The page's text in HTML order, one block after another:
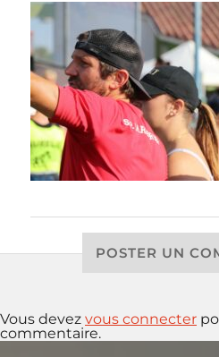
POSTER UN
Vous devez vous connecter
commentaire.